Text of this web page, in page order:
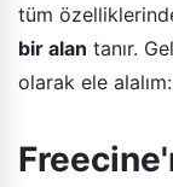
tüm
bir alan tanır.
olarak ele alalım: